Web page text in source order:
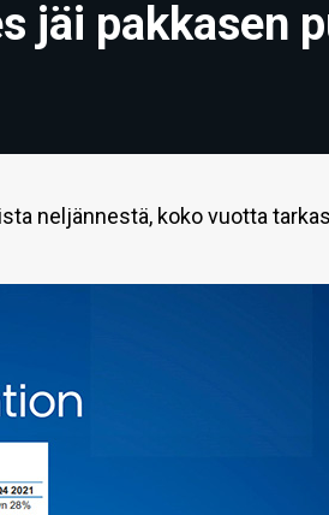
jäi pakkasen
neljännestä, koko vuotta